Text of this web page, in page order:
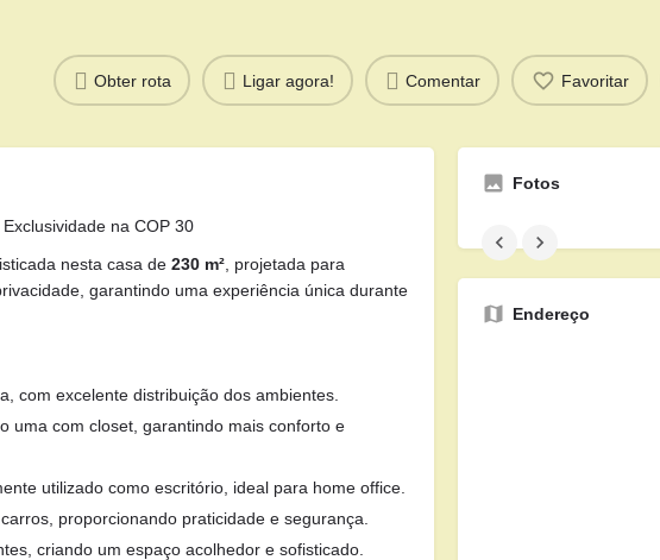
Obter rota Ligar agora! Comentar Favoritar
na COP 30
nesta casa de 230 m² , projetada para
garantindo uma experiência única durante
com excelente distribuição dos ambientes.
uma com closet, garantindo mais conforto e
utilizado como escritório, ideal para home office.
proporcionando praticidade e segurança.
criando um espaço acolhedor e sofisticado.
Fotos
Endereço